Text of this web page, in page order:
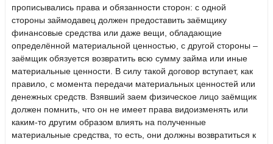
прописывались права и обязанности сторон: с одной
стороны займодавец должен предоставить заёмщику
финансовые средства или даже вещи, обладающие
определённой материальной ценностью, с другой стороны –
заёмщик обязуется возвратить всю сумму займа или иные
материальные ценности. В силу такой договор вступает, как
правило, с момента передачи материальных ценностей или
денежных средств. Взявший заем физическое лицо заёмщик
должен помнить, что он не имеет права видоизменять или
каким-то другим образом влиять на полученные
материальные средства, то есть, они должны возвратиться к